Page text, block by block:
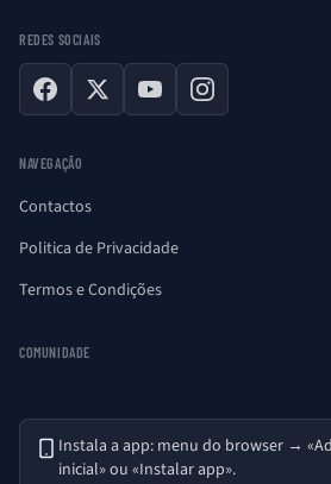
REDES SOCIAIS
Facebook
X YouTubeInstagram
NAVEGAÇÃO
Contactos
Politica de Privacidade
Termos e Condições
COMUNIDADE
Instala a app: menu do browser →
inicial» ou «Instalar app».